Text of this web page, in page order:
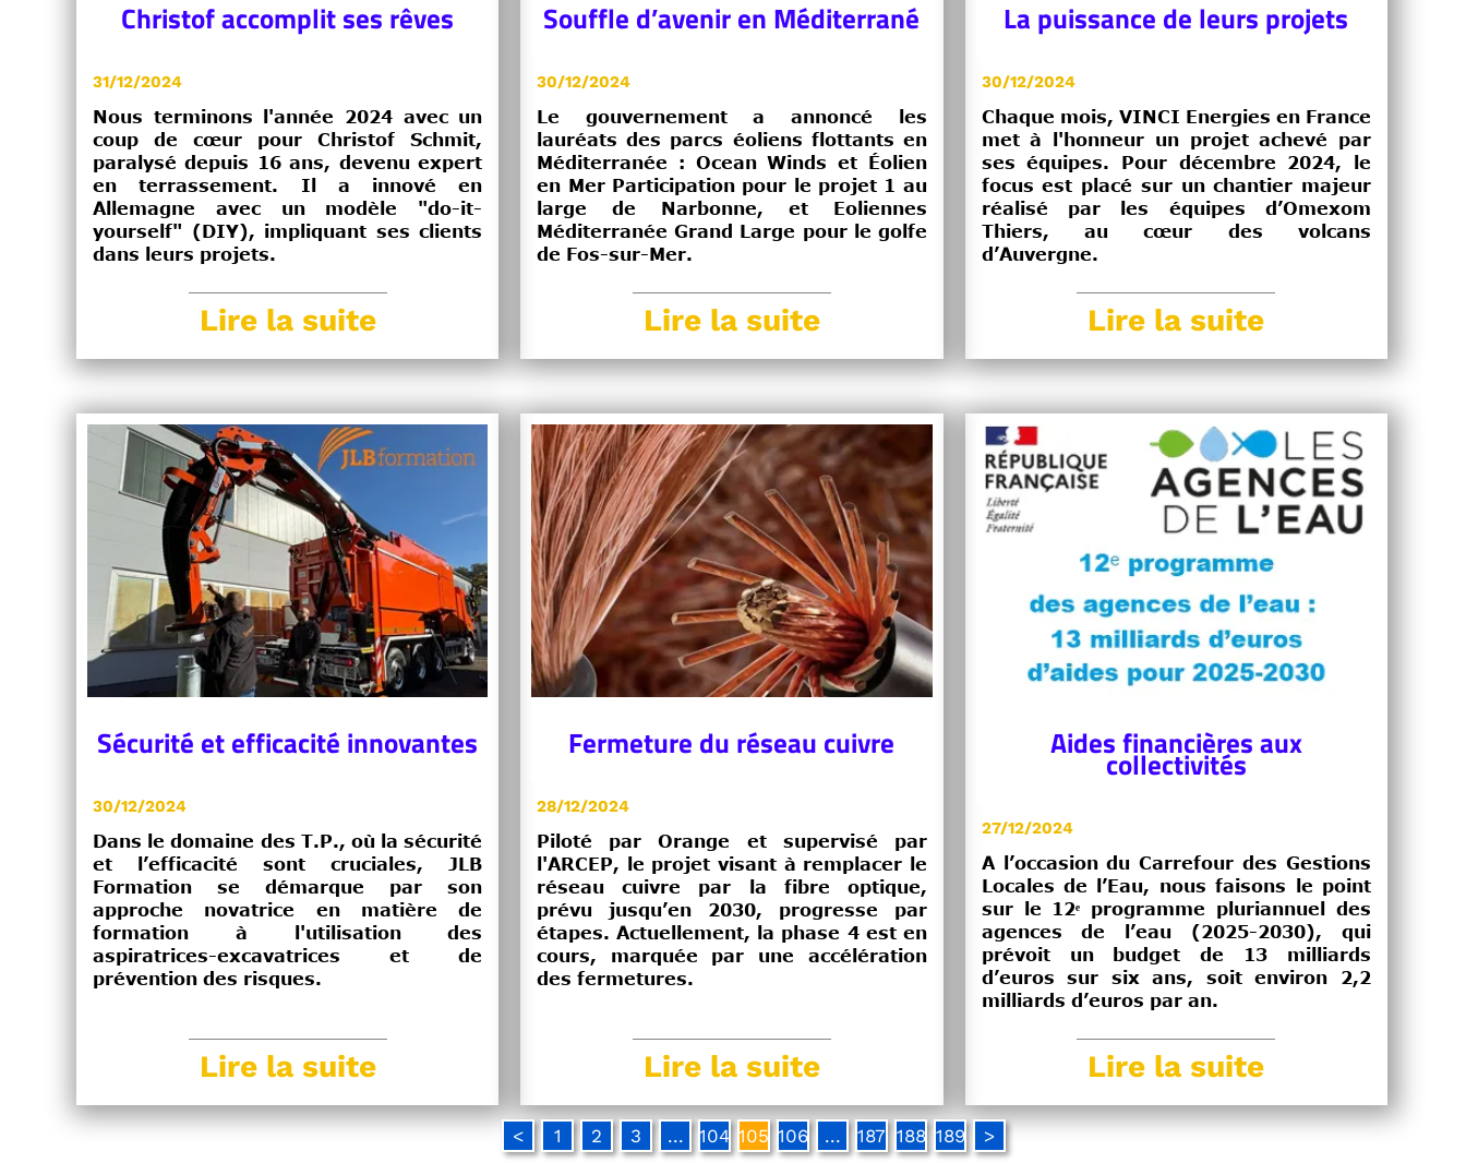
Christof accomplit ses rêves
31/12/2024
Nous terminons l'année 2024 avec un
coup de cœur pour Christof Schmit,
paralysé depuis 16 ans, devenu expert
en terrassement. Il a innové en
Allemagne avec un modèle "do-it-
yourself" (DIY), impliquant ses clients
dans leurs projets.
Lire la suite
Souffle d’avenir en Méditerrané
30/12/2024
Le gouvernement a annoncé les
lauréats des parcs éoliens flottants en
Méditerranée : Ocean Winds et Éolien
en Mer Participation pour le projet 1 au
large de Narbonne, et Eoliennes
Méditerranée Grand Large pour le golfe
de Fos-sur-Mer.
Lire la suite
La puissance de leurs projets
30/12/2024
Chaque mois, VINCI Energies en France
met à l'honneur un projet achevé par
ses équipes. Pour décembre 2024, le
focus est placé sur un chantier majeur
réalisé par les équipes d’Omexom
Thiers, au cœur des volcans
d’Auvergne.
Lire la suite
Sécurité et efficacité innovantes
30/12/2024
Dans le domaine des T.P., où la sécurité
et l’efficacité sont cruciales, JLB
Formation se démarque par son
approche novatrice en matière de
formation à l'utilisation des
aspiratrices-excavatrices et de
prévention des risques.
Lire la suite
Fermeture du réseau cuivre
28/12/2024
Piloté par Orange et supervisé par
l'ARCEP, le projet visant à remplacer le
réseau cuivre par la fibre optique,
prévu jusqu’en 2030, progresse par
étapes. Actuellement, la phase 4 est en
cours, marquée par une accélération
des fermetures.
Lire la suite
Aides financières aux
collectivités
27/12/2024
A l’occasion du Carrefour des Gestions
Locales de l’Eau, nous faisons le point
sur le 12ᵉ programme pluriannuel des
agences de l’eau (2025-2030), qui
prévoit un budget de 13 milliards
d’euros sur six ans, soit environ 2,2
milliards d’euros par an.
Lire la suite
< 1 2 3 ... 104 105 106 ... 187 188 189 >